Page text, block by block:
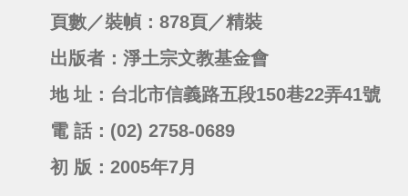
頁數／裝幀：878頁／精裝
出版者：淨土宗文教基金會
地 址：台北市信義路五段150巷22弄41號
電 話：(02) 2758-0689
初 版：2005年7月